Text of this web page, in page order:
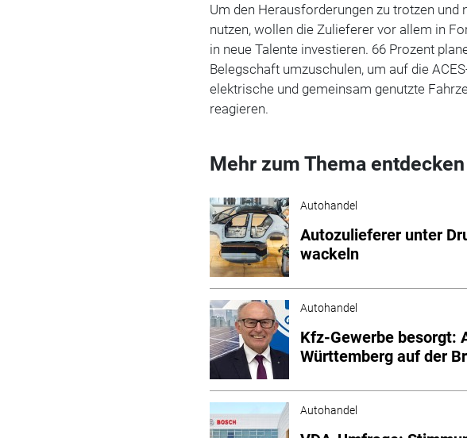
Um den Herausforderungen zu trotzen und
nutzen, wollen die Zulieferer vor allem in
in neue Talente investieren. 66 Prozent
Belegschaft umzuschulen, um auf die
elektrische und gemeinsam genutzte
reagieren.
Mehr zum Thema entdecken
Autohandel
Autozulieferer unter
wackeln
Autohandel
Kfz-Gewerbe besorgt:
Württemberg auf der
Autohandel